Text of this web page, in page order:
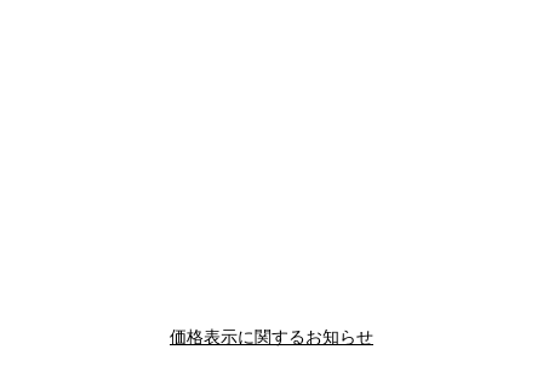
価格表示に関するお知らせ